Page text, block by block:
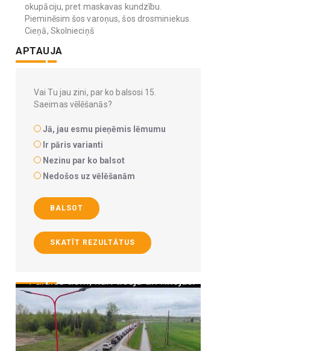
okupāciju, pret maskavas kundzību.
Pieminēsim šos varoņus, šos drosminiekus.
Cieņā, Skolnieciņš
APTAUJA
Vai Tu jau zini, par ko balsosi 15.
Saeimas vēlēšanās?
Jā, jau esmu pieņēmis lēmumu
Ir pāris varianti
Nezinu par ko balsot
Nedošos uz vēlēšanām
BALSOT
SKATĪT REZULTĀTUS